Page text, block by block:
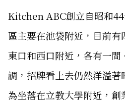
Kitchen ABC創立自昭和
區主要在池袋附近，目前
東口和西口附近，各有一
調，招牌看上去仍然洋溢
為坐落在立教大學附近，